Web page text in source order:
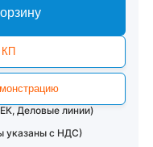
КП
Деловые линии)
указаны с НДС)